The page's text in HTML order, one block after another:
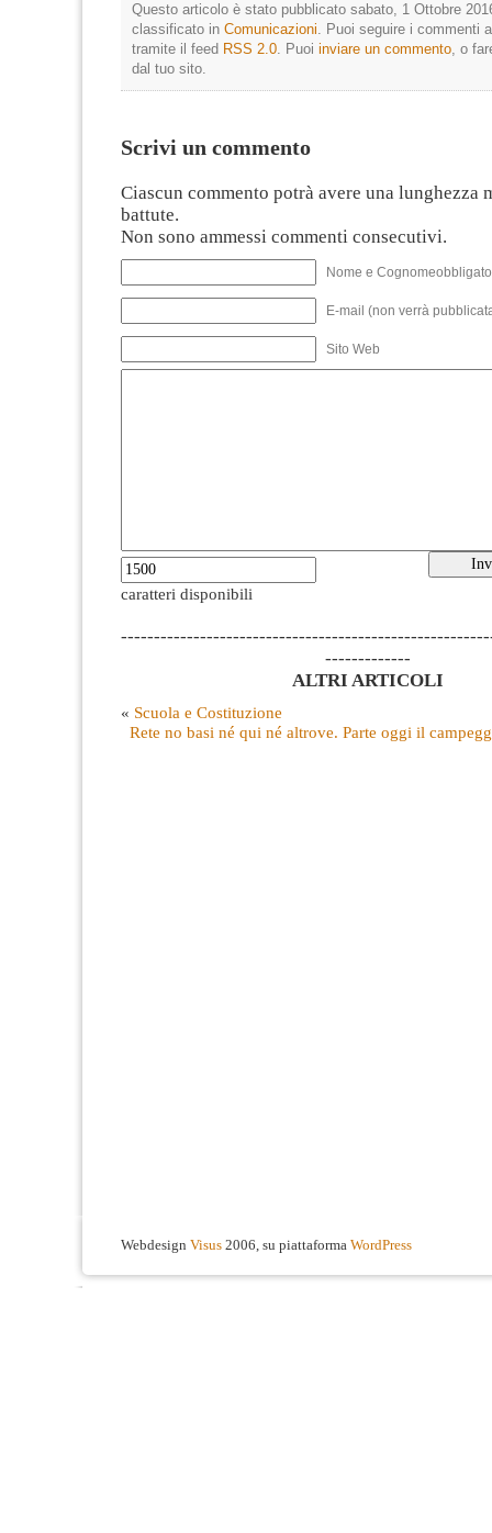
Questo articolo è stato pubblicato sabato, 1 Ottobre
classificato in Comunicazioni. Puoi seguire i commenti
tramite il feed RSS 2.0. Puoi inviare un commento, o
dal tuo sito.
Scrivi un commento
Ciascun commento potrà avere una lunghezza
battute.
Non sono ammessi commenti consecutivi.
Nome e
E-mail (non verrà
Sito Web
caratteri disponibili
-------------
ALTRI ARTICOLI
« Scuola e Costituzione
Rete no basi né qui né altrove. Parte oggi il
Webdesign Visus 2006, su piattaforma WordPress